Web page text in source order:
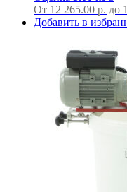
От 12 265.00 р. до
Добавить в